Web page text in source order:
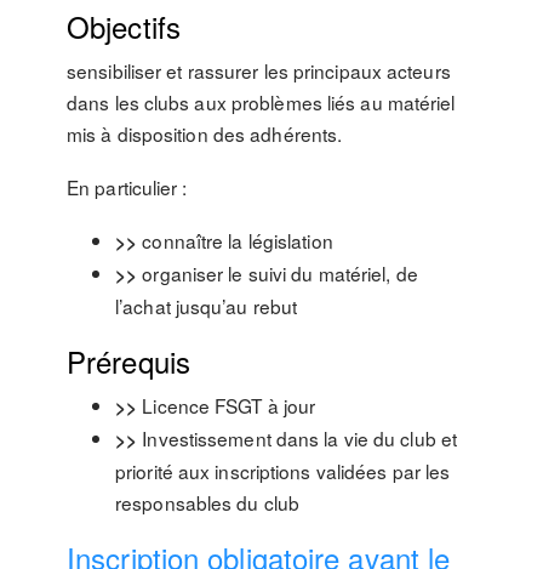
Objectifs
sensibiliser et rassurer les principaux acteurs
dans les clubs aux problèmes liés au matériel
mis à disposition des adhérents.
En particulier :
>> connaître la législation
>> organiser le suivi du matériel, de
l’achat jusqu’au rebut
Prérequis
>> Licence FSGT à jour
>> Investissement dans la vie du club et
priorité aux inscriptions validées par les
responsables du club
Inscription obligatoire avant le